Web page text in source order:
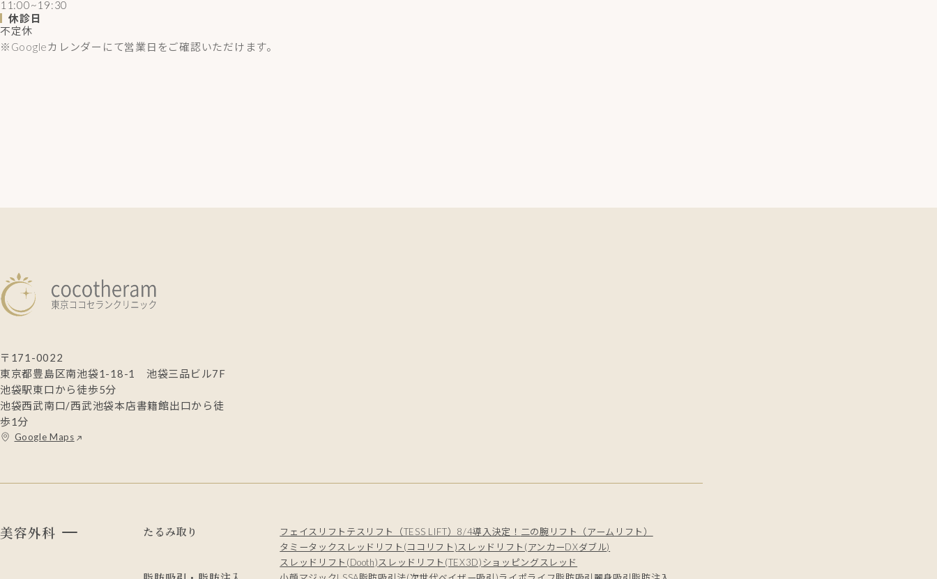
11:00~19:30
休診日
不定休
※Googleカレンダーにて営業日をご確認いただけます。
〒171-0022
東京都豊島区南池袋1-18-1 池袋三品ビル7F
池袋駅東口から徒歩5分
池袋西武南口/西武池袋本店書籍館出口から徒
歩1分
Google Maps
美容外科 たるみ取り フェイスリフト テスリフト（TESS LIFT）8/4導入決定！ 二の腕リフト（アームリフト）
タミータックスレッドリフト(ココリフト)スレッドリフト(アンカーDXダブル)
スレッドリフト(Dooth)スレッドリフト(TEX3D)ショッピングスレッド